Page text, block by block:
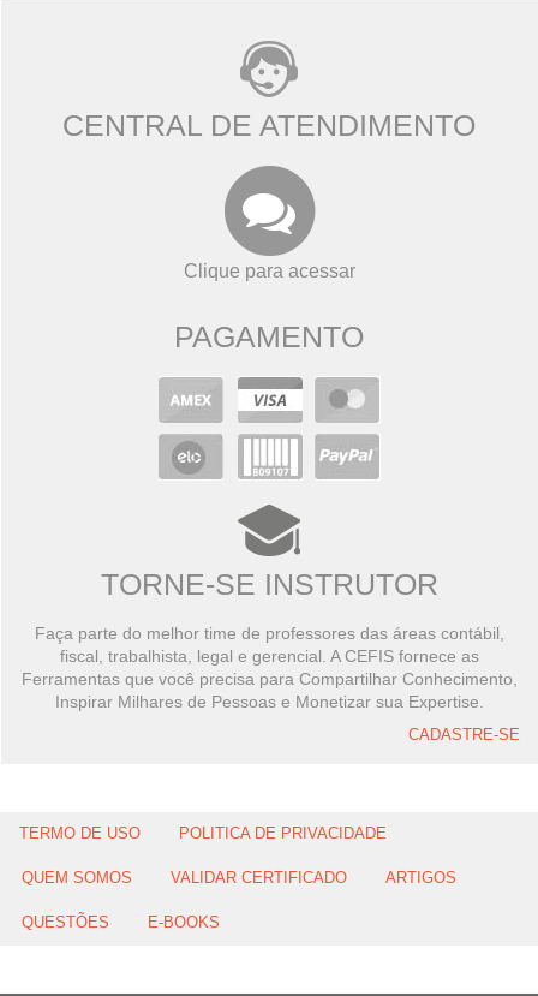
CENTRAL DE ATENDIMENTO
Clique para acessar
PAGAMENTO
TORNE-SE INSTRUTOR
Faça parte do melhor time de professores das áreas contábil,
fiscal, trabalhista, legal e gerencial. A CEFIS fornece as
Ferramentas que você precisa para Compartilhar Conhecimento,
Inspirar Milhares de Pessoas e Monetizar sua Expertise.
CADASTRE-SE
TERMO DE USO POLITICA DE PRIVACIDADE
QUEM SOMOS VALIDAR CERTIFICADO ARTIGOS
QUESTÕES E-BOOKS